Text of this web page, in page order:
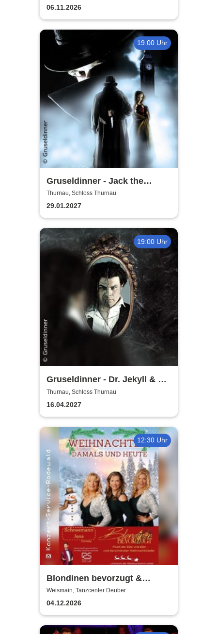
06.11.2026
19:00 Uhr
Gruseldinner - Jack the
Ripper
Thurnau, Schloss Thurnau
29.01.2027
19:00 Uhr
Gruseldinner - Dr. Jekyll & Mr.
Hyde
Thurnau, Schloss Thurnau
16.04.2027
12:30 Uhr
Blondinen bevorzugt &
Ronny Söllner | Weihnachten
damals und heute
Weismain, Tanzcenter Deuber
04.12.2026